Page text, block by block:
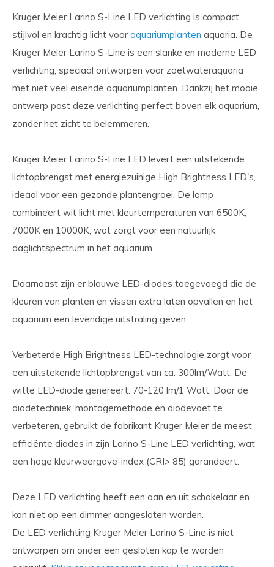
Kruger Meier Larino S-Line LED verlichting is compact,
stijlvol en krachtig licht voor aquariumplanten aquaria. De
Kruger Meier Larino S-Line is een slanke en moderne LED
verlichting, speciaal ontworpen voor zoetwateraquaria
met niet veel eisende aquariumplanten. Dankzij het mooie
ontwerp past deze verlichting perfect boven elk aquarium,
zonder het zicht te belemmeren.
Kruger Meier Larino S-Line LED levert een uitstekende
lichtopbrengst met energiezuinige High Brightness LED's,
ideaal voor een gezonde plantengroei. De lamp
combineert wit licht met kleurtemperaturen van 6500K,
7000K en 10000K, wat zorgt voor een natuurlijk
daglichtspectrum in het aquarium.
Daarnaast zijn er blauwe LED-diodes toegevoegd die de
kleuren van planten en vissen extra laten opvallen en het
aquarium een levendige uitstraling geven.
Verbeterde High Brightness LED-technologie zorgt voor
een uitstekende lichtopbrengst van ca. 300lm/Watt. De
witte LED-diode genereert: 70-120 lm/1 Watt. Door de
diodetechniek, montagemethode en diodevoet te
verbeteren, gebruikt de fabrikant Kruger Meier de meest
efficiënte diodes in zijn Larino S-Line LED verlichting, wat
een hoge kleurweergave-index (CRI> 85) garandeert.
Deze LED verlichting heeft een aan en uit schakelaar en
kan niet op een dimmer aangesloten worden.
De LED verlichting Kruger Meier Larino S-Line is niet
ontworpen om onder een gesloten kap te worden